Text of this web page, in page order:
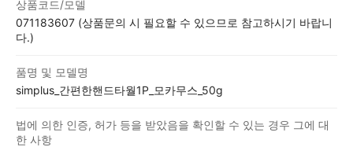
상품코드/모델
071183607 (상품문의 시 필요할 수 있으므로 참고하시기 바랍니
다.)
품명 및 모델명
simplus_간편한핸드타월1P_모카무스_50g
법에 의한 인증, 허가 등을 받았음을 확인할 수 있는 경우 그에 대
한 사항